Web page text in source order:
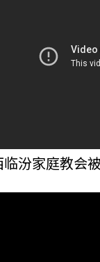
临汾家庭教会